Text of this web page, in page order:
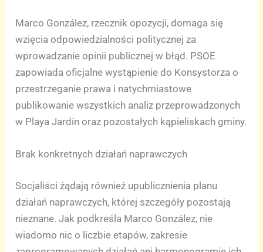
Marco González, rzecznik opozycji, domaga się
wzięcia odpowiedzialności politycznej za
wprowadzanie opinii publicznej w błąd. PSOE
zapowiada oficjalne wystąpienie do Konsystorza o
przestrzeganie prawa i natychmiastowe
publikowanie wszystkich analiz przeprowadzonych
w Playa Jardín oraz pozostałych kąpieliskach gminy.
Brak konkretnych działań naprawczych
Socjaliści żądają również upublicznienia planu
działań naprawczych, której szczegóły pozostają
nieznane. Jak podkreśla Marco González, nie
wiadomo nic o liczbie etapów, zakresie